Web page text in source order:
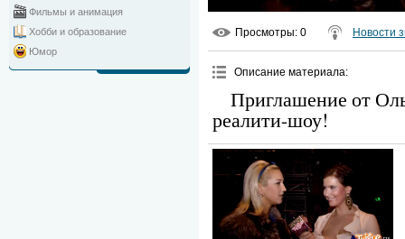
Фильмы и анимация
Хобби и образование
Юмор
Просмотры: 0 Новости
Описание материала:
Приглашение от
реалити-шоу!